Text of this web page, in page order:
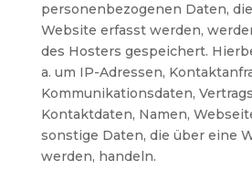
personenbezogenen Daten,
Website erfasst werden,
des Hosters gespeichert.
a. um IP-Adressen,
Kommunikationsdaten,
Kontaktdaten, Namen,
sonstige Daten, die über eine
werden, handeln.